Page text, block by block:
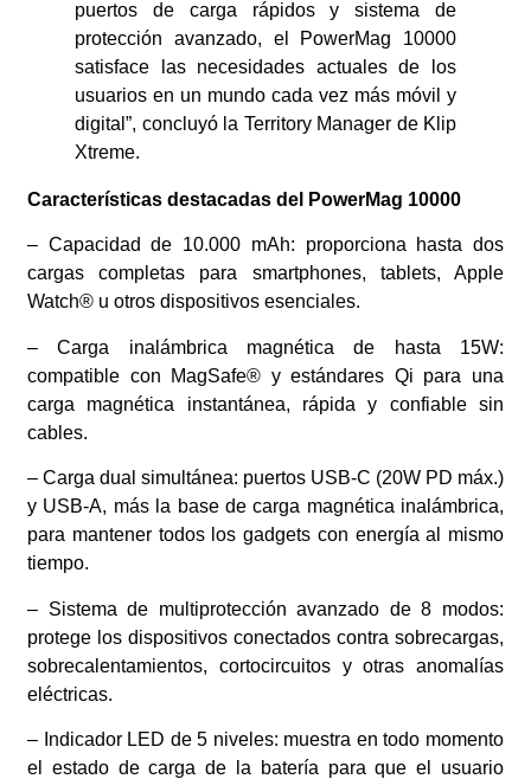
puertos de carga rápidos y sistema de
protección avanzado, el PowerMag 10000
satisface las necesidades actuales de los
usuarios en un mundo cada vez más móvil y
digital”, concluyó la Territory Manager de Klip
Xtreme.
Características destacadas del PowerMag 10000
– Capacidad de 10.000 mAh: proporciona hasta dos
cargas completas para smartphones, tablets, Apple
Watch® u otros dispositivos esenciales.
– Carga inalámbrica magnética de hasta 15W:
compatible con MagSafe® y estándares Qi para una
carga magnética instantánea, rápida y confiable sin
cables.
– Carga dual simultánea: puertos USB-C (20W PD máx.)
y USB-A, más la base de carga magnética inalámbrica,
para mantener todos los gadgets con energía al mismo
tiempo.
– Sistema de multiprotección avanzado de 8 modos:
protege los dispositivos conectados contra sobrecargas,
sobrecalentamientos, cortocircuitos y otras anomalías
eléctricas.
– Indicador LED de 5 niveles: muestra en todo momento
el estado de carga de la batería para que el usuario